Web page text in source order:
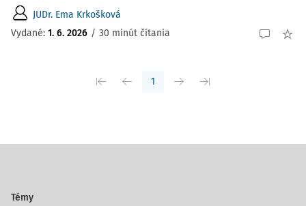
JUDr. Ema Krkošková
Vydané: 1. 6. 2026 / 30 minút čítania
1
Témy